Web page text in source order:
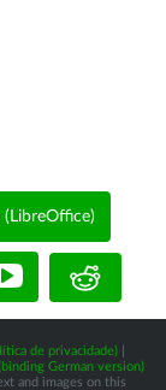
de privacidade)
German version)
and images on this